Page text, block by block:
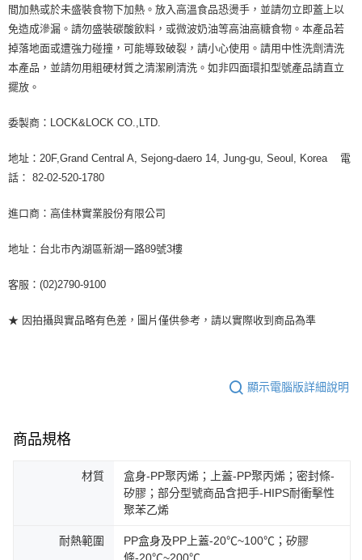
間加熱或於未盛裝食物下加熱。放入高溫食品恐燙手，並請勿立即蓋上以
免造成滲漏。請勿盛裝碳酸飲料，或微波奶油等高油高糖食物。本產品若
掉落地面或遭強力碰撞，可能導致破裂，請小心使用。請用中性洗劑清洗
本產品，並請勿用粗硬材質之清潔刷清洗。如非四面環扣型號產品請直立
擺放。
委製商：LOCK&LOCK CO.,LTD.
地址：20F,Grand Central A, Sejong-daero 14, Jung-gu, Seoul, Korea 電
話： 82-02-520-1780
進口商：高佳林實業股份有限公司
地址：台北市內湖區新湖一路89號3樓
客服：(02)2790-9100
★ 因拍攝與實品略有色差，圖片僅供參考，請以實際收到商品為準
顯示電腦版詳細說明
商品規格
材質
盒身-PP聚丙烯；上蓋-PP聚丙烯；密封條-
矽膠；部分型號商品含把手-HIPS耐衝擊性
聚苯乙烯
耐熱範圍
PP盒身及PP上蓋-20℃~100℃；矽膠
條-20℃~200℃